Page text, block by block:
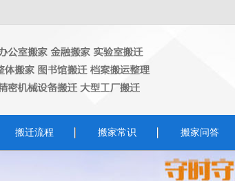
搬迁流程 搬家常识 搬家问答